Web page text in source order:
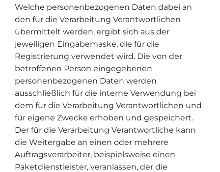
Welche personenbezogenen Daten dabei an
den für die Verarbeitung Verantwortlichen
übermittelt werden, ergibt sich aus der
jeweiligen Eingabemaske, die für die
Registrierung verwendet wird. Die von der
betroffenen Person eingegebenen
personenbezogenen Daten werden
ausschließlich für die interne Verwendung bei
dem für die Verarbeitung Verantwortlichen und
für eigene Zwecke erhoben und gespeichert.
Der für die Verarbeitung Verantwortliche kann
die Weitergabe an einen oder mehrere
Auftragsverarbeiter, beispielsweise einen
Paketdienstleister, veranlassen, der die